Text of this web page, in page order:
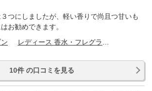
つにしましたが、軽い香りで尚且つ甘いも
お勧めできます。
10件 の口コミを見る